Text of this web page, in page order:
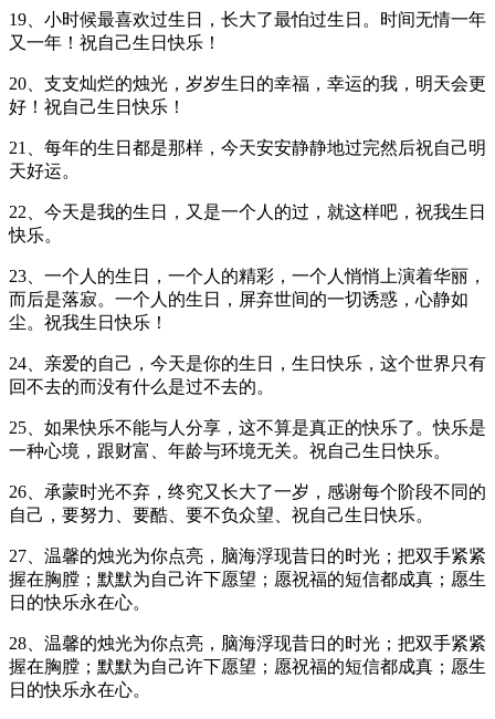
19、小时候最喜欢过生日，长大了最怕过生日。时间无情一年
又一年！祝自己生日快乐！
20、支支灿烂的烛光，岁岁生日的幸福，幸运的我，明天会更
好！祝自己生日快乐！
21、每年的生日都是那样，今天安安静静地过完然后祝自己明
天好运。
22、今天是我的生日，又是一个人的过，就这样吧，祝我生日
快乐。
23、一个人的生日，一个人的精彩，一个人悄悄上演着华丽，
而后是落寂。一个人的生日，屏弃世间的一切诱惑，心静如
尘。祝我生日快乐！
24、亲爱的自己，今天是你的生日，生日快乐，这个世界只有
回不去的而没有什么是过不去的。
25、如果快乐不能与人分享，这不算是真正的快乐了。快乐是
一种心境，跟财富、年龄与环境无关。祝自己生日快乐。
26、承蒙时光不弃，终究又长大了一岁，感谢每个阶段不同的
自己，要努力、要酷、要不负众望、祝自己生日快乐。
27、温馨的烛光为你点亮，脑海浮现昔日的时光；把双手紧紧
握在胸膛；默默为自己许下愿望；愿祝福的短信都成真；愿生
日的快乐永在心。
28、温馨的烛光为你点亮，脑海浮现昔日的时光；把双手紧紧
握在胸膛；默默为自己许下愿望；愿祝福的短信都成真；愿生
日的快乐永在心。